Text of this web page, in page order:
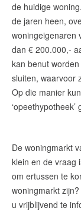
de huidige
de jaren heen,
woningeigenaren
dan € 200.000,-
kan benut
sluiten, waarvoor
Op die manier
De woningmarkt
klein en de vraag
om ertussen te
woningmarkt
u vrijblijvend te